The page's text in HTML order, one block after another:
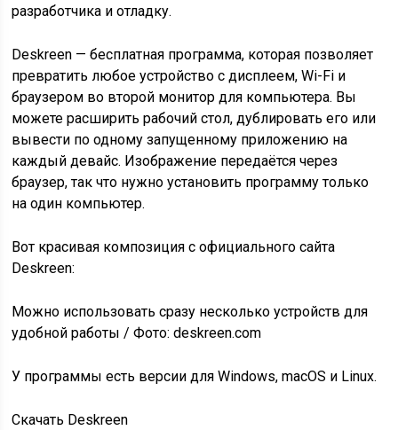
разработчика и отладку.
Deskreen — бесплатная программа, которая позволяет
превратить любое устройство с дисплеем, Wi-Fi и
браузером во второй монитор для компьютера. Вы
можете расширить рабочий стол, дублировать его или
вывести по одному запущенному приложению на
каждый девайс. Изображение передаётся через
браузер, так что нужно установить программу только
на один компьютер.
Вот красивая композиция с официального сайта
Deskreen:
Можно использовать сразу несколько устройств для
удобной работы / Фото: deskreen.com
У программы есть версии для Windows, macOS и Linux.
Скачать Deskreen